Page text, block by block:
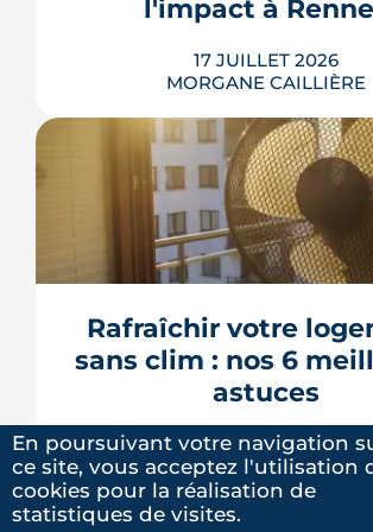
Ma recherche
l'impact à
17 JUILLET 2026
MORGANE CAILLIÈRE
Le 8 juillet 2026, le Sénat a
dérogations à l'interdiction
des logements classés F et
possibilité de louer en
doit encore être adopté par
nationale, qui l'examinera à la
Rennes Mét...
LIRE L'ARTICLE
Rafraîchir votre
sans clim : nos 6
astuces
13 JUILLET 2026
MORGANE CAILLIÈRE
En poursuivant votre navigation
ce site, vous acceptez l'utilisation
cookies pour la réalisation de
statistiques de visites.